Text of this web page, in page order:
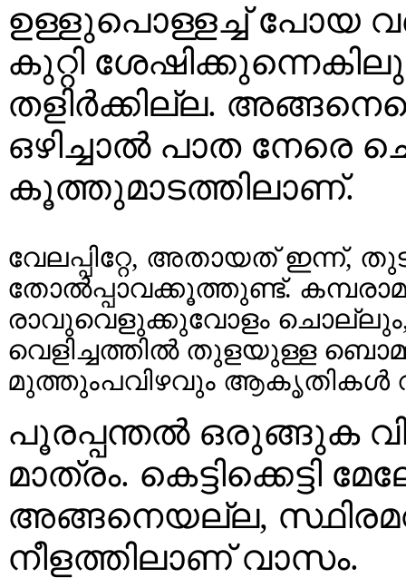
ഉള്ളുപൊള്ളച്ച് പോയ
കുറ്റി
തളിർക്കില്ല.
ഒഴിച്ചാൽ പാത നേരെ
കൂത്തുമാടത്തിലാണ്.
വേലപ്പിറ്റേ, അതായത് ഇന്ന്,
തോൽപ്പാവക്കൂത്തുണ്ട്.
രാവുവെളുക്കുവോളം
വെളിച്ചത്തിൽ തുളയുള്ള
മുത്തുംപവിഴവും ആകൃതികൾ
പൂരപ്പന്തൽ ഒരുങ്ങുക
മാത്രം. കെട്ടിക്കെട്ടി
അങ്ങനെയല്ല,
നീളത്തിലാണ് വാസം.